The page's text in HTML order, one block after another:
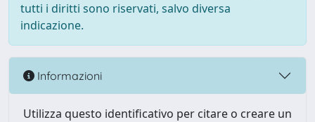
tutti i diritti sono riservati, salvo diversa
indicazione.
Informazioni
Utilizza questo identificativo per citare o creare un